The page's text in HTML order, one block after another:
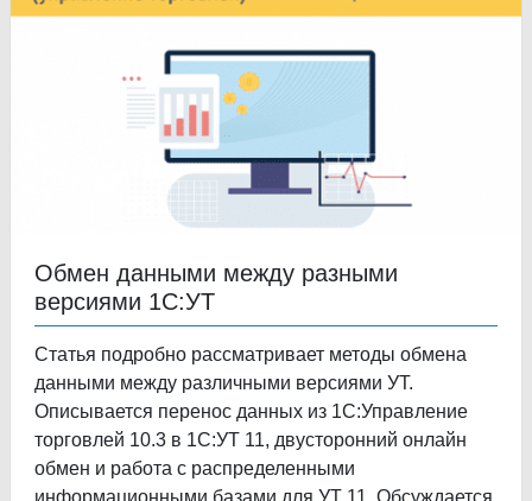
Обмен данными между разными
версиями 1С:УТ
Статья подробно рассматривает методы обмена
данными между различными версиями УТ.
Описывается перенос данных из 1С:Управление
торговлей 10.3 в 1С:УТ 11, двусторонний онлайн
обмен и работа с распределенными